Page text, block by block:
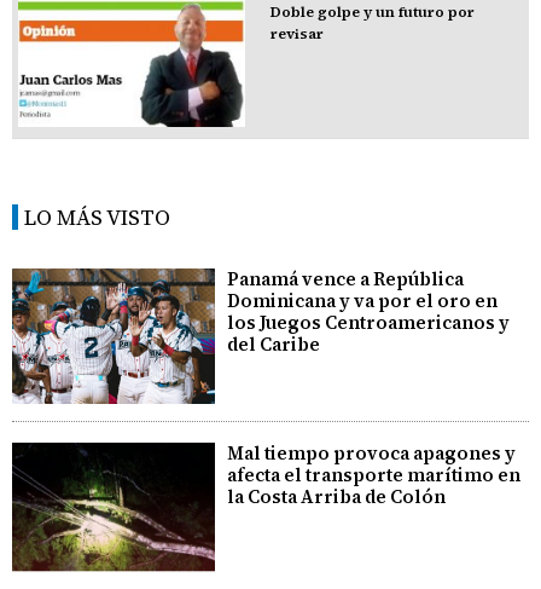
Doble golpe y un futuro por
revisar
LO MÁS VISTO
Panamá vence a República
Dominicana y va por el oro en
los Juegos Centroamericanos y
del Caribe
Mal tiempo provoca apagones y
afecta el transporte marítimo en
la Costa Arriba de Colón